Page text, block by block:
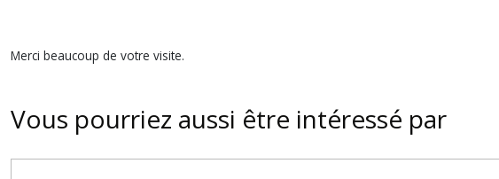
Merci beaucoup de votre visite.
Vous pourriez aussi être intéressé par